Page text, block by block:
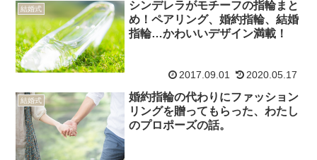
結婚式
シンデレラがモチーフの指輪まと
め！ペアリング、婚約指輪、結婚
指輪…かわいいデザイン満載！
2017.09.01 2020.05.17
結婚式
婚約指輪の代わりにファッション
リングを贈ってもらった、わたし
のプロポーズの話。